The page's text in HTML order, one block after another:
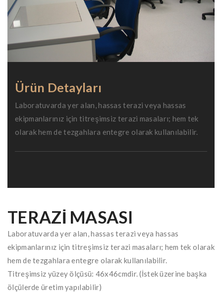
Ürün Detayları
Laboratuvarda yer alan, hassas terazi veya hassas
ekipmanlarınız için titreşimsiz terazi masaları; hem tek
olarak hem de tezgahlara entegre olarak kullanılabilir.
TERAZİ MASASI
Laboratuvarda yer alan, hassas terazi veya hassas
ekipmanlarınız için titreşimsiz terazi masaları; hem tek olarak
hem de tezgahlara entegre olarak kullanılabilir.
Titreşimsiz yüzey ölçüsü: 46x46cmdir. (İstek üzerine başka
ölçülerde üretim yapılabilir)